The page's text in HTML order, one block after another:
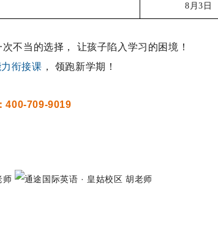
8月3日
不当的选择， 让孩子陷入学习的困境！
衔接课 ， 领跑新学期！
400-709-9019